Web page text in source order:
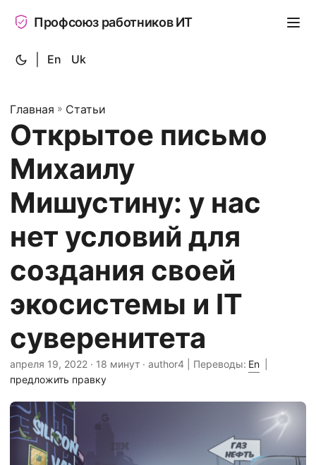
Профсоюз работников ИТ
En Uk
Главная » Статьи
Открытое письмо
Михаилу
Мишустину: у нас
нет условий для
создания своей
экосистемы и IT
суверенитета
апреля 19, 2022 · 18 минут · author4 | Переводы: En
предложить правку